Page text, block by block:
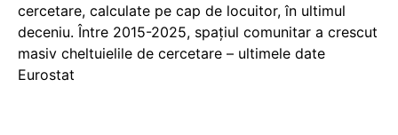
cercetare, calculate pe cap de locuitor, în ultimul
deceniu. Între 2015-2025, spațiul comunitar a crescut
masiv cheltuielile de cercetare – ultimele date
Eurostat